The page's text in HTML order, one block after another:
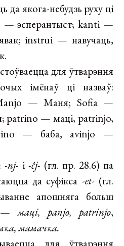
якога-небудзь руху ці
— эсперантыст; kanti —
instrui — навучаць,
для ўтварэння
імёнаў ці назваў:
— Маня; Sofia —
patrino — маці, patrinjo,
— баба, avinjo —
-nj-і -ĉj-(гл. пр. 28.6) па
да суфікса -et-(гл.
апошняга больш
—маці, panjo, patrinjo,
мамачка.